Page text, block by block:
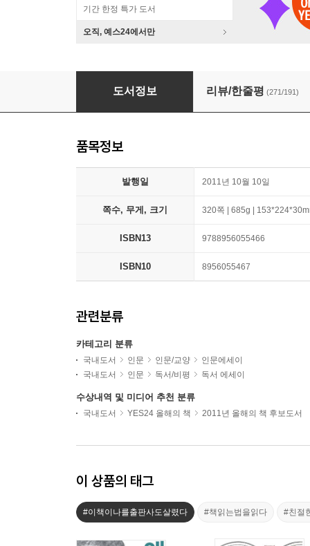
기간 한정 특가 도서
오직, 예스24에서만
책은 도끼다
도서정보 리뷰/한줄평 (271/191)
품목정보
발행일 2011년 10월 10일
쪽수, 무게, 크기 320쪽 | 685g |
ISBN13 9788956055466
ISBN10 8956055467
관련분류
카테고리 분류
국내도서 인문 인문/교양
인문에세이
국내도서
인문 독서/비평 독서 에세이
수상내역 및 미디어 추천 분류
국내도서 YES24 올해의 책 2011년 올해의 책 후보도서
이 상품의 태그
#이책이나를출판사도살렸다 #책읽는법을읽다 #친절